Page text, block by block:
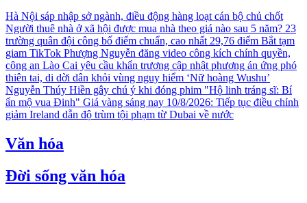
Hà Nội sáp nhập sở ngành, điều động hàng loạt cán bộ chủ chốt
Người thuê nhà ở xã hội được mua nhà theo giá nào sau 5 năm? 23
trường quân đội công bố điểm chuẩn, cao nhất 29,76 điểm Bắt tạm
giam TikTok Phượng Nguyễn đăng video công kích chính quyền,
công an Lào Cai yêu cầu khẩn trương cập nhật phương án ứng phó
thiên tai, di dời dân khỏi vùng nguy hiểm ‘Nữ hoàng Wushu’
Nguyễn Thúy Hiền gây chú ý khi đóng phim "Hộ linh tráng sĩ: Bí
ẩn mộ vua Đinh" Giá vàng sáng nay 10/8/2026: Tiếp tục điều chỉnh
giảm Ireland dẫn độ trùm tội phạm từ Dubai về nước
Văn hóa
Đời sống văn hóa